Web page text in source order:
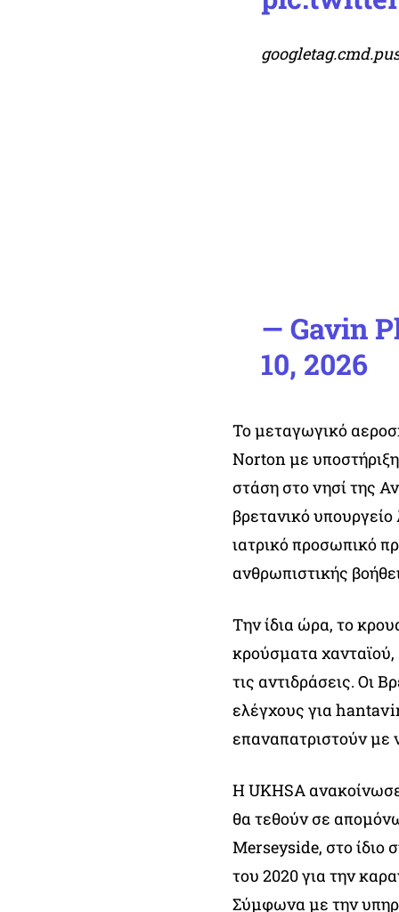
— Gavin
10, 2026
Το μεταγωγικό
Norton με
στάση στο νησί της
βρετανικό
ιατρικό προσωπικό
ανθρωπιστικής
Την ίδια ώρα, το
κρούσματα
τις αντιδράσεις. Οι
ελέγχους για
επαναπατριστούν
Η UKHSA
θα τεθούν σε
Merseyside, στο ίδιο
του 2020 για την
Σύμφωνα με την